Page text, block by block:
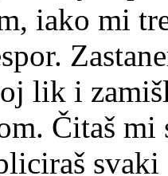
iako mi
lik i
Čitaš
svaki